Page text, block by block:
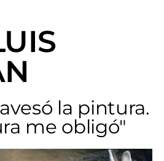
la pintura.
me obligó"